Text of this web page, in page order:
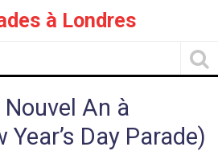
à Londres
An à
Day Parade)